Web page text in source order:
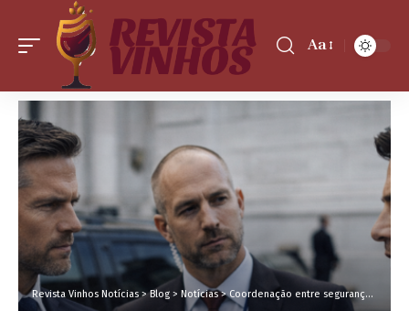
Aa
Revista Vinhos Notícias >Blog > Notícias>Coordenação entre segurança institucional e assessorias da autoridade